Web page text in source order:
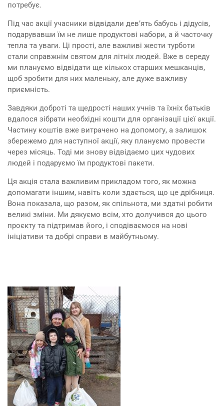
потребує.
Під час акції учасники відвідали дев’ять бабусь і дідусів,
подарувавши їм не лише продуктові набори, а й часточку
тепла та уваги. Ці прості, але важливі жести турботи
стали справжнім святом для літніх людей. Вже в середу
ми плануємо відвідати ще кількох старших мешканців,
щоб зробити для них маленьку, але дуже важливу
приємність.
Завдяки доброті та щедрості наших учнів та їхніх батьків
вдалося зібрати необхідні кошти для організації цієї акції.
Частину коштів вже витрачено на допомогу, а залишок
збережемо для наступної акції, яку плануємо провести
через місяць. Тоді ми знову відвідаємо цих чудових
людей і подаруємо їм продуктові пакети.
Ця акція стала важливим прикладом того, як можна
допомагати іншим, навіть коли здається, що це дрібниця.
Вона показала, що разом, як спільнота, ми здатні робити
великі зміни. Ми дякуємо всім, хто долучився до цього
проєкту та підтримав його, і сподіваємося на нові
ініціативи та добрі справи в майбутньому.